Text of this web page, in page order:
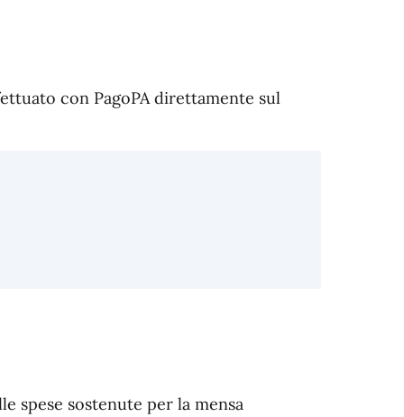
con PagoPA direttamente sul
spese sostenute per la mensa